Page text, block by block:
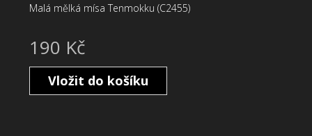
Malá mělká mísa Tenmokku (C2455)
190 Kč
Vložit do košíku